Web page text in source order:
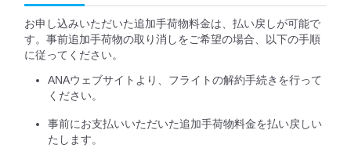
お申し込みいただいた追加手荷物料金は、払い戻しが可能で
す。事前追加手荷物の取り消しをご希望の場合、以下の手順
に従ってください。
ANAウェブサイトより、フライトの解約手続きを行って
ください。
事前にお支払いいただいた追加手荷物料金を払い戻しい
たします。